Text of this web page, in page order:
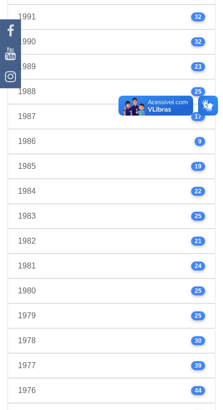
1991 32
1990 32
1989 23
1988 25
1987 17
1986 9
1985 19
1984 22
1983 25
1982 21
1981 24
1980 25
1979 25
1978 30
1977 39
1976 44